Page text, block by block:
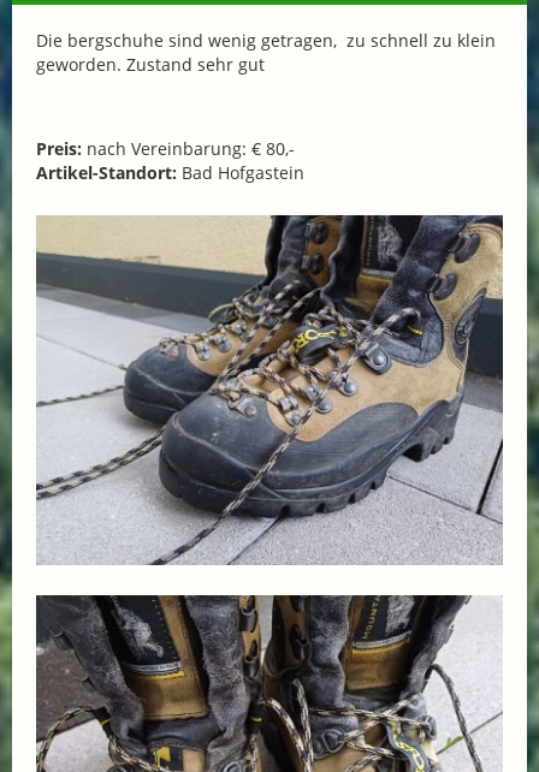
Die bergschuhe sind wenig getragen, zu schnell zu klein
geworden. Zustand sehr gut
Preis: nach Vereinbarung: € 80,-
Artikel-Standort: Bad Hofgastein